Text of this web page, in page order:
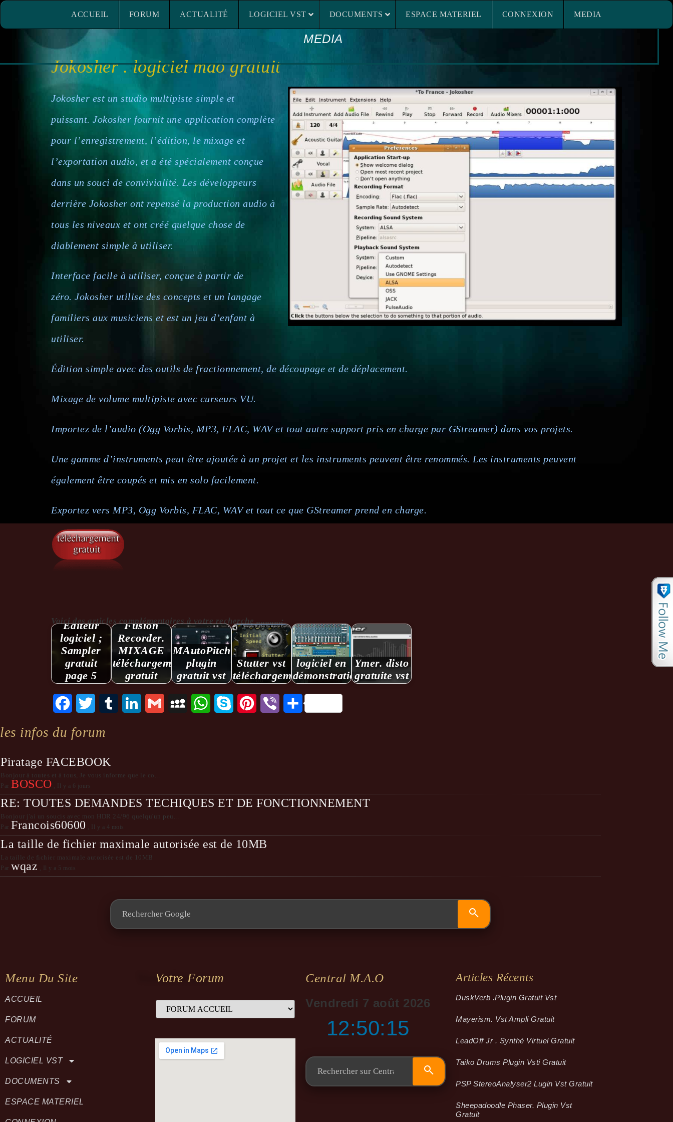
ACCUEIL FORUM ACTUALITÉ LOGICIEL VST DOCUMENTS ESPACE MATERIEL
CONNEXION
MEDIA
Jokosher . logiciel mao gratuit
Jokosher est un studio multipiste simple et
puissant. Jokosher fournit une application complète
pour l’enregistrement, l’édition, le mixage et
l’exportation audio, et a été spécialement conçue
dans un souci de convivialité. Les développeurs
derrière Jokosher ont repensé la production audio à
tous les niveaux et ont créé quelque chose de
diablement simple à utiliser.
Interface facile à utiliser, conçue à partir de
zéro. Jokosher utilise des concepts et un langage
familiers aux musiciens et est un jeu d’enfant à
utiliser.
Édition simple avec des outils de fractionnement, de découpage et de déplacement.
Mixage de volume multipiste avec curseurs VU.
Importez de l’audio (Ogg Vorbis, MP3, FLAC, WAV et tout autre support pris en charge par GStreamer) dans vos projets.
Une gamme d’instruments peut être ajoutée à un projet et les instruments peuvent être renommés. Les instruments peuvent
également être coupés et mis en solo facilement.
Exportez vers MP3, Ogg Vorbis, FLAC, WAV et tout ce que GStreamer prend en charge.
Voici des articles complémentaires à votre recherche ...........:
Editeur
logiciel ;
Sampler
gratuit
page 5
Fusion
Recorder.
MIXAGE
téléchargement
gratuit
MAutoPitch.
plugin
gratuit vst
Stutter vst
téléchargement
logiciel en
démonstration...Reason
Ymer. disto
gratuite vst
FacebookTwitter Tumblr LinkedInGmail MySpaceWhatsAppSkype Pinterest Viber Partager
les infos du forum
Piratage FACEBOOK
Bonjour à toutes et à tous, Je vous informe que le co...
Par BOSCO , Il y a 6 jours
RE: TOUTES DEMANDES TECHIQUES ET DE FONCTIONNEMENT
Bonjour j'ai un soucis avec mon HDR 24/96 quelqu'un peu...
Par Francois60600 , Il y a 4 mois
La taille de fichier maximale autorisée est de 10MB
La taille de fichier maximale autorisée est de 10MB
Par wqaz , Il y a 5 mois
Menu Du Site
ACCUEIL
FORUM
ACTUALITÉ
LOGICIEL VST
DOCUMENTS
ESPACE MATERIEL
Votre Forum
Central M.a.o
Vendredi 7 août 2026
12:50:16
Articles Récents
Dusk­Verb .plugin Gratuit Vst
Mayerism. Vst Ampli Gratuit
LeadOff Jr . Synthé Virtuel Gratuit
Taiko Drums Plugin Vsti Gratuit
PSP StereoAnalyser2 Lugin Vst Gratuit
Sheepadoodle Phaser. Plugin Vst
Gratuit
ACCUEIL FORUM ACTUALITÉ LOGICIEL VST DOCUMENTS ESPACE MATERIEL CONNEXION MEDIA